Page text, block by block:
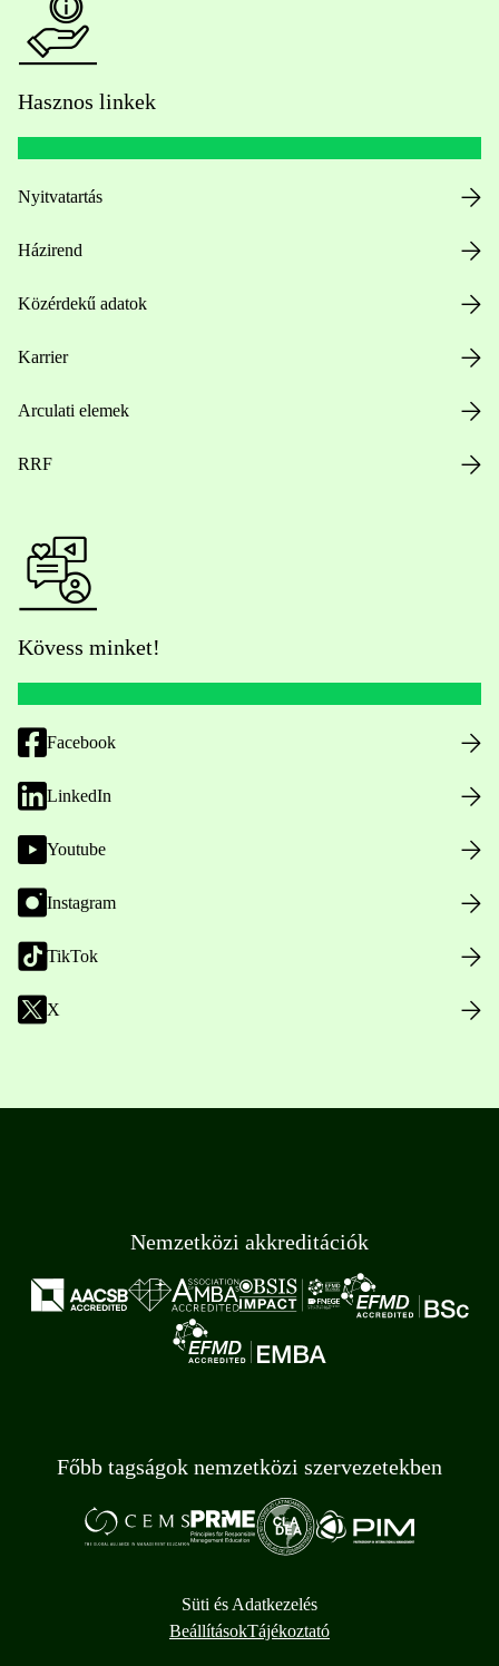
Hasznos linkek
Nyitvatartás
Házirend
Közérdekű adatok
Karrier
Arculati elemek
RRF
Kövess minket!
Facebook
LinkedIn
Youtube
Instagram
TikTok
X
Nemzetközi akkreditációk
Főbb tagságok nemzetközi szervezetekben
Süti és Adatkezelés
BeállításokTájékoztató